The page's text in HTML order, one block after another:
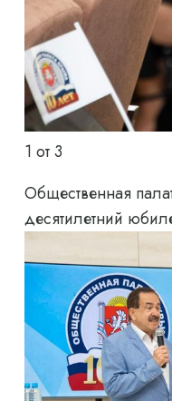
1 от 3
Общественная
десятилетний